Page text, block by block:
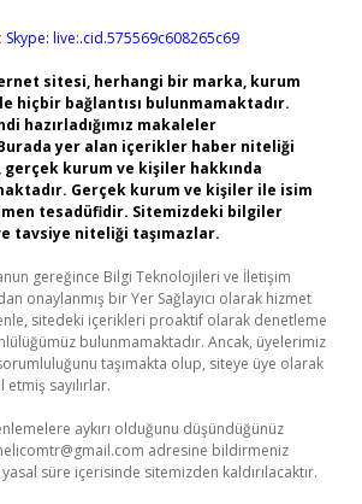
Skype: live:.cid.575569c608265c69
sitesi, herhangi bir marka, kurum
hiçbir bağlantısı bulunmamaktadır.
hazırladığımız makaleler
yer alan içerikler haber niteliği
gerçek kurum ve kişiler hakkında
Gerçek kurum ve kişiler ile isim
tesadüfidir. Sitemizdeki bilgiler
tavsiye niteliği taşımazlar.
gereğince Bilgi Teknolojileri ve İletişim
onaylanmış bir Yer Sağlayıcı olarak hizmet
sitedeki içerikleri proaktif olarak denetleme
bulunmamaktadır. Ancak, üyelerimiz
taşımakta olup, siteye üye olarak
sayılırlar.
aykırı olduğunu düşündüğünüz
adresine bildirmeniz
süre içerisinde sitemizden kaldırılacaktır.